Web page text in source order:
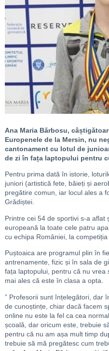
Ana Maria Bărbosu,
Europenele de la Mersin, nu
cantonament cu lotul de
de zi în fața laptopului pentru
Pentru prima dată în istorie,
juniori (artistică fete, băieți și
pregătire comun, iar locul ales a
Grădiștei.
Printre cei 54 de sportivi s-a aflat
europeană la toate cele patru
cu echipa României, la competiția
Puștoaica are programul plin în
antrenamente, fizic și în sala de
fața laptopului, pentru că nu vrea
mai ales că este în clasa a opta.
” Profesorii sunt înțelegători, dar
de cunoștințe, chiar dacă facem
online nu este la fel ca cea
școală, dar oricum este, trebuie
pentru că nu am așa mult timp
trebuie să mă pregătesc cum